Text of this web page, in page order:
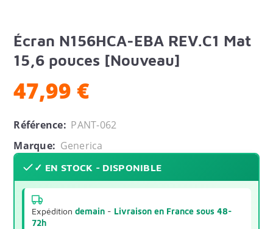
Écran N156HCA-EBA REV.C1 Mat
15,6 pouces [Nouveau]
47,99 €
Référence: PANT-062
Marque: Generica
✓ EN STOCK - DISPONIBLE
Expéditiondemain - Livraison en France sous 48-
72h